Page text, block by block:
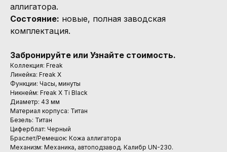
аллигатора.
Состояние: новые, полная заводская
комплектация.
Забронируйте или Узнайте стоимость.
Коллекция: Freak
Линейка: Freak X
Функции: Часы, минуты
Никнейм: Freak X Ti Black
Диаметр: 43 мм
Материал корпуса: Титан
Безель: Титан
Циферблат: Черный
Браслет/Ремешок: Кожа аллигатора
Механизм: Механика, автоподзавод. Калибр UN-230.